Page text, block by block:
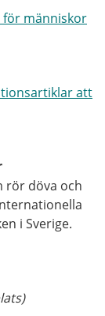
för människor
att
rör döva och
i Sverige.